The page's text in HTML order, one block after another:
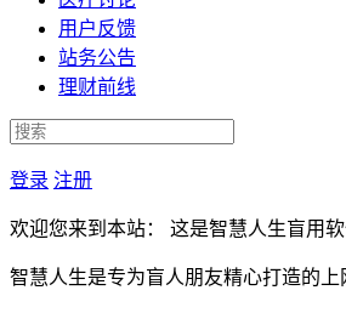
用户反馈
站务公告
理财前线
登录 注册
欢迎您来到本站： 这是智慧人生盲用
智慧人生是专为盲人朋友精心打造的